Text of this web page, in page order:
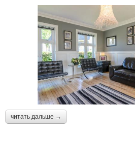
читать дальше →